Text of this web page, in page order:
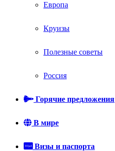
Европа
Круизы
Полезные советы
Россия
Горячие предложения
В мире
Визы и паспорта